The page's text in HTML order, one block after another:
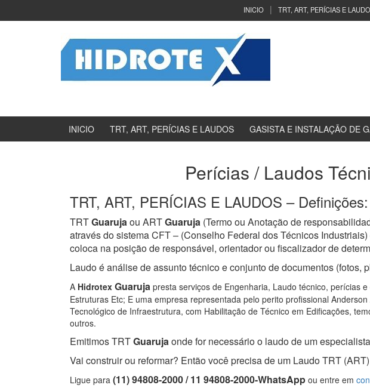
INICIO TRT, ART, PERÍCIAS E
INICIO TRT, ART, PERÍCIAS E LAUDOS GASISTA E INSTALAÇÃO DE
Perícias / Laudos
TRT, ART, PERÍCIAS E LAUDOS – Definições:
TRTGuarujaou ARTGuaruja (Termo ou Anotação de
através do sistema CFT – (Conselho Federal dos Técnicos
coloca na posição de responsável, orientador ou fiscalizador de
Laudo é análise de assunto técnico e conjunto de documentos (fotos,
A Hidrotex Guaruja presta serviços de Engenharia, Laudo técnico, perícias
Estruturas Etc; E uma empresa representada pelo perito profissional
Tecnológico de Infraestrutura, com Habilitação de Técnico em Edificações,
outros.
Emitimos TRTGuarujaonde for necessário o laudo de um
Vai construir ou reformar? Então você precisa de um Laudo TRT (ART)
Ligue para (11) 94808-2000 / 11 94808-2000-WhatsApp ou entre em